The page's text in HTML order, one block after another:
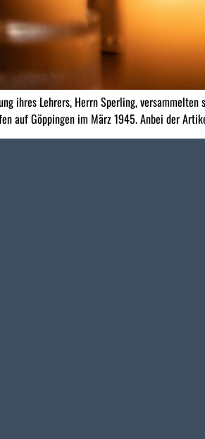
ihres Lehrers, Herrn Sperling,
auf Göppingen im März 1945. Anbei der